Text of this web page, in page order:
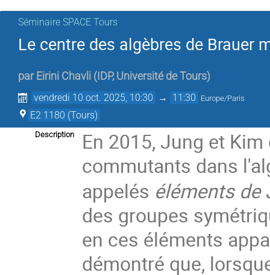
Séminaire SPACE Tours
Le centre des algèbres de Brauer
par Eirini Chavli ( IDP, Université de Tours)
vendredi 10 oct. 2025, 10:30 → 11:30 Europe/Paris
E2 1180 (Tours)
Description
En 2015, Jung et
commutants dans
appelés éléments de
des groupes
en ces éléments
démontré que,